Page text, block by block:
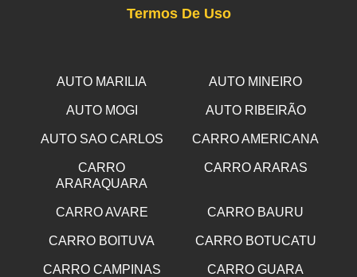
Termos De Uso
AUTO MARILIA AUTO MINEIRO
AUTO MOGI AUTO RIBEIRÃO
AUTO SAO CARLOS CARRO AMERICANA
CARRO
ARARAQUARA
CARRO ARARAS
CARRO AVARE CARRO BAURU
CARRO BOITUVA CARRO BOTUCATU
CARRO CAMPINAS CARRO GUARA